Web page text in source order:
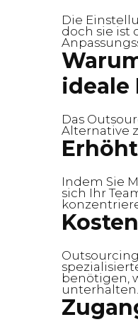
Die
doch sie ist
ideale
Das
Alternative
Indem Sie
sich Ihr
benötigen,
unterhalten.